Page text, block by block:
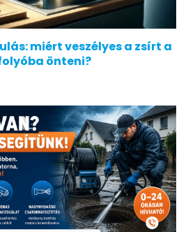
miért veszélyes a zsírt a
önteni?